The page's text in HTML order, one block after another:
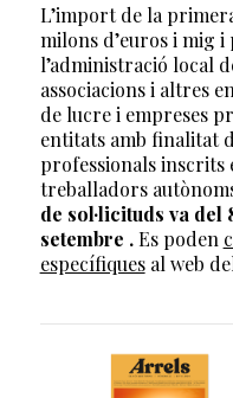
L’import de la
milons d’euros i mig
l’administració local
associacions i altres
de lucre i empreses
entitats amb finalitat
professionals inscrits
treballadors
de sol·licituds va del
setembre .Es poden
específiquesal web